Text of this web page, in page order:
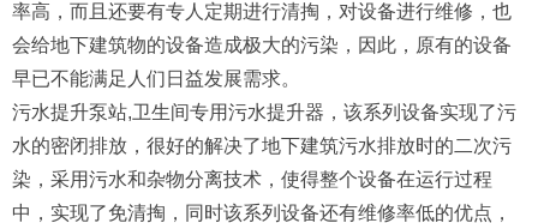
率高，而且还要有专人定期进行清掏，对设备进行维修，也
会给地下建筑物的设备造成极大的污染，因此，原有的设备
早已不能满足人们日益发展需求。
污水提升泵站,卫生间专用污水提升器，该系列设备实现了污
水的密闭排放，很好的解决了地下建筑污水排放时的二次污
染，采用污水和杂物分离技术，使得整个设备在运行过程
中，实现了免清掏，同时该系列设备还有维修率低的优点，